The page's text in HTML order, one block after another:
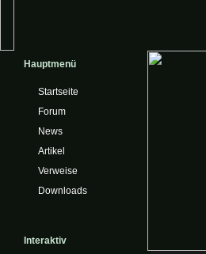
Hauptmenü
Startseite
Forum
News
Artikel
Verweise
Downloads
Interaktiv